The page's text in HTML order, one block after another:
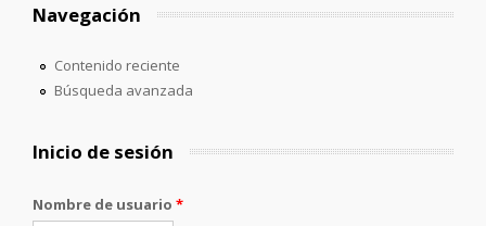
Navegación
Contenido reciente
Búsqueda avanzada
Inicio de sesión
Nombre de usuario *